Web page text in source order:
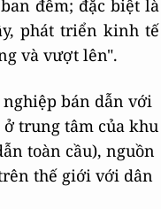
đêm; đặc biệt là
phát triển kinh tế
và vượt lên".
bán dẫn với
trung tâm của khu
toàn cầu), nguồn
thế giới với dân